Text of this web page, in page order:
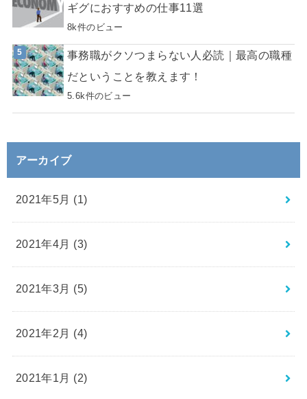
ギグにおすすめの仕事11選
8k件のビュー
事務職がクソつまらない人必読｜最高の職種
だということを教えます！
5.6k件のビュー
アーカイブ
2021年5月 (1)
2021年4月 (3)
2021年3月 (5)
2021年2月 (4)
2021年1月 (2)